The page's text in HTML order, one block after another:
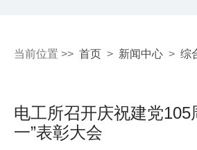
当前位置 >> 首页 > 新闻中心 > 综
电工所召开庆祝建党105
一”表彰大会